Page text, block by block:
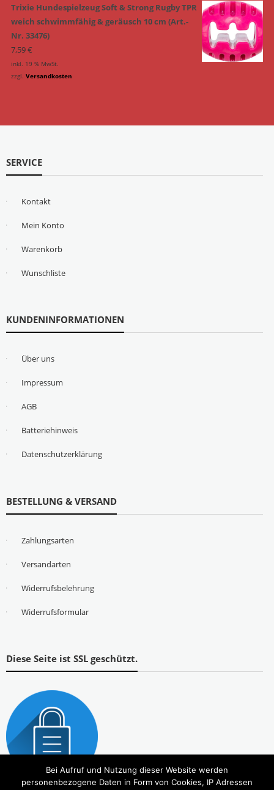
Trixie Hundespielzeug Soft & Strong Rugby TPR
weich schwimmfähig & geräusch 10 cm (Art.-
Nr. 33476)
7,59€
inkl. 19 % MwSt.
zzgl. Versandkosten
SERVICE
Kontakt
Mein Konto
Warenkorb
Wunschliste
KUNDENINFORMATIONEN
Über uns
Impressum
AGB
Batteriehinweis
Datenschutzerklärung
BESTELLUNG & VERSAND
Zahlungsarten
Versandarten
Widerrufsbelehrung
Widerrufsformular
Diese Seite ist SSL geschützt.
Bei Aufruf und Nutzung dieser Website werden
personenbezogene Daten in Form von Cookies, IP Adressen